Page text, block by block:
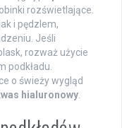
rozświetlające.
i pędzlem,
Jeśli
rozważ użycie
podkładu.
o świeży wygląd
hialuronowy